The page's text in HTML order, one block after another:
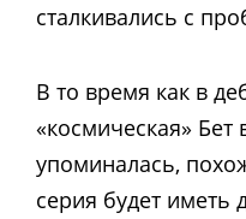
сталкивались с
В то время как в
«космическая»
упоминалась,
серия будет иметь